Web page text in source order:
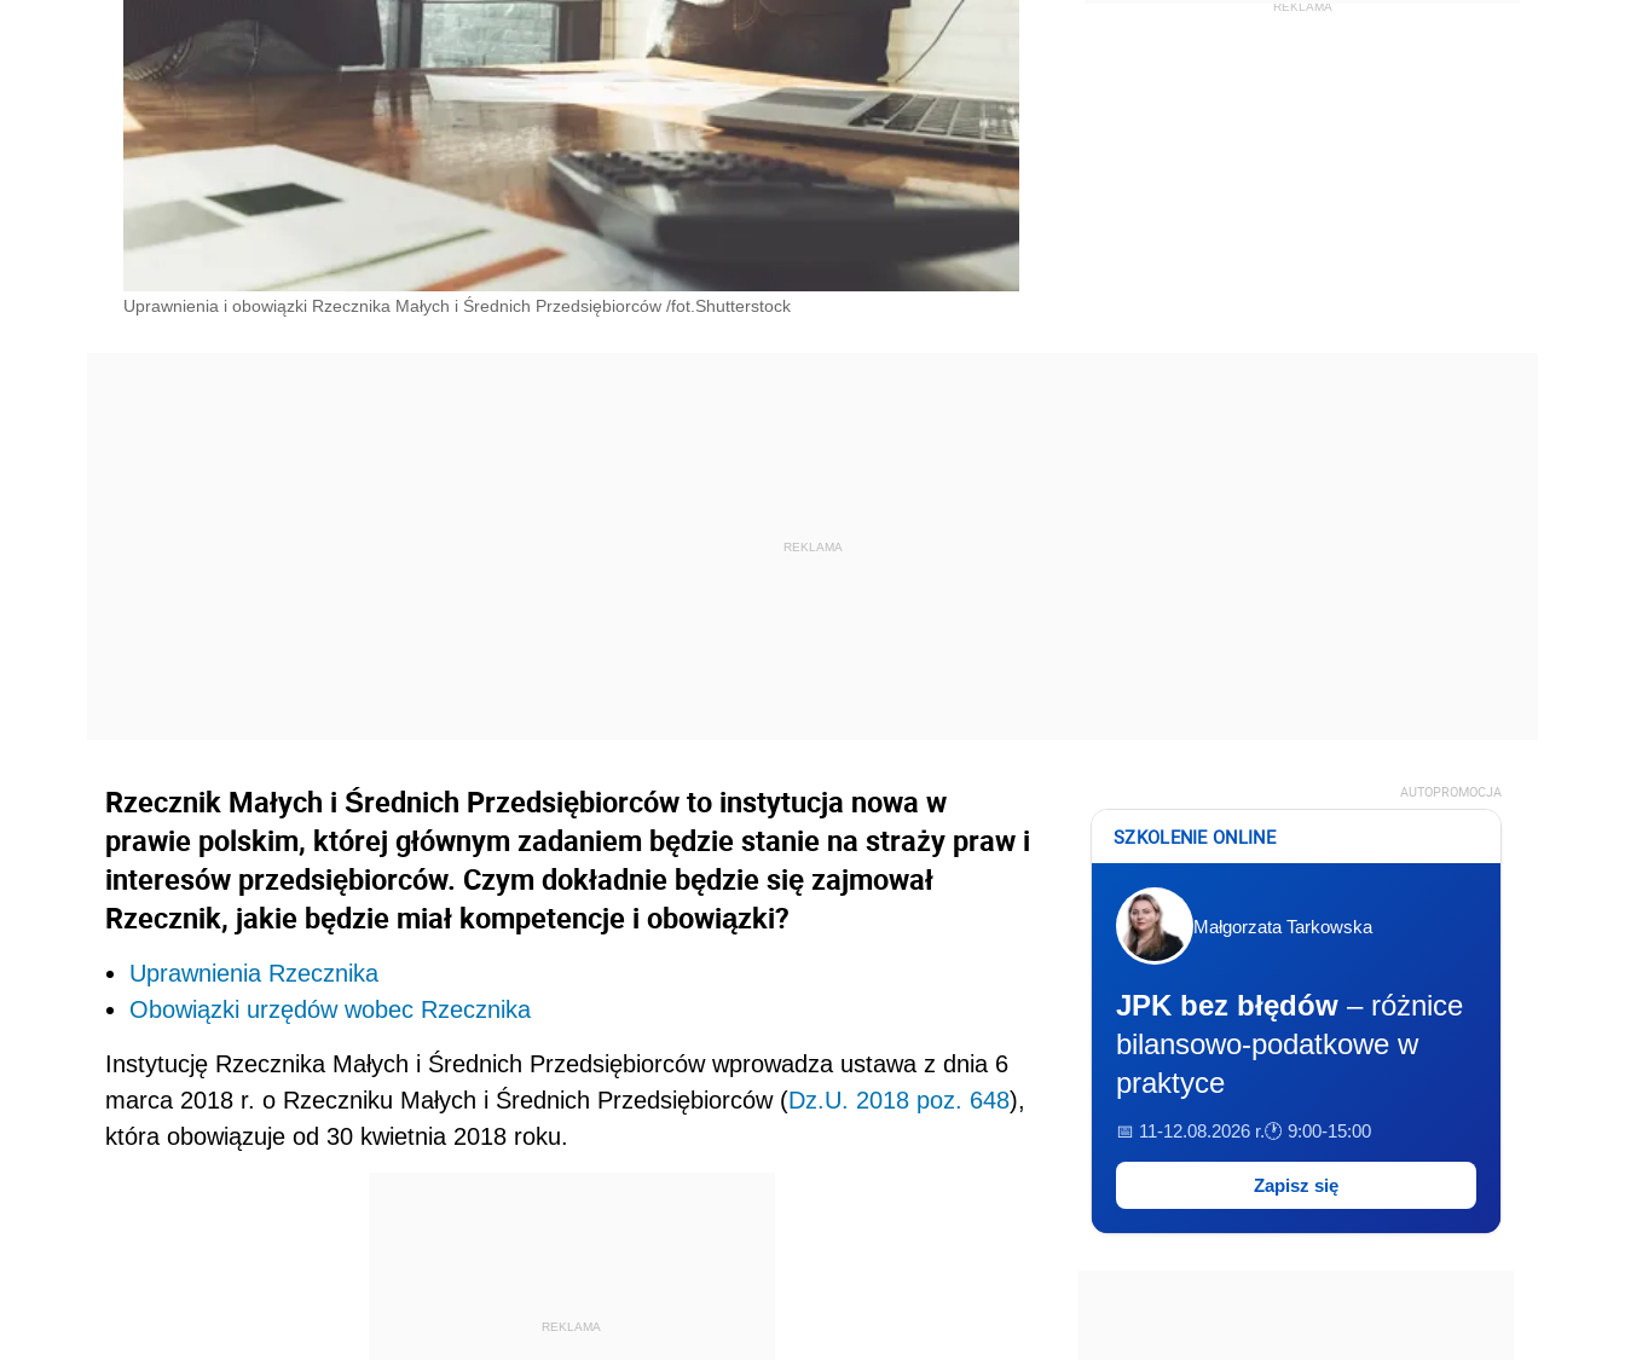
Uprawnienia i obowiązki Rzecznika Małych i Średnich Przedsiębiorców /fot.Shutterstock
Rzecznik Małych i Średnich Przedsiębiorców to instytucja nowa w
prawie polskim, której głównym zadaniem będzie stanie na straży praw i
interesów przedsiębiorców. Czym dokładnie będzie się zajmował
Rzecznik, jakie będzie miał kompetencje i obowiązki?
Uprawnienia Rzecznika
Obowiązki urzędów wobec Rzecznika
Instytucję Rzecznika Małych i Średnich Przedsiębiorców wprowadza ustawa z dnia 6
marca 2018 r. o Rzeczniku Małych i Średnich Przedsiębiorców (Dz.U. 2018 poz. 648),
która obowiązuje od 30 kwietnia 2018 roku.
REKLAMA
AUTOPROMOCJA
SZKOLENIE ONLINE
Małgorzata Tarkowska
JPK bez błędów – różnice
bilansowo-podatkowe w
praktyce
📅 11-12.08.2026 r.🕐 9:00-15:00
Zapisz się